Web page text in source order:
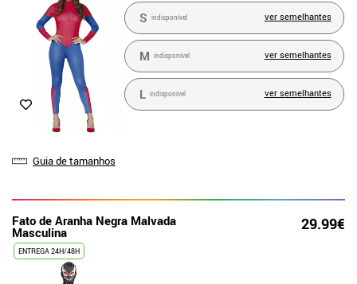
Guia de tamanhos
S indisponível ver semelhantes
M indisponível ver semelhantes
L indisponível ver semelhantes
Fato de Aranha Negra Malvada
Masculina 29.99€
ENTREGA 24H/48H